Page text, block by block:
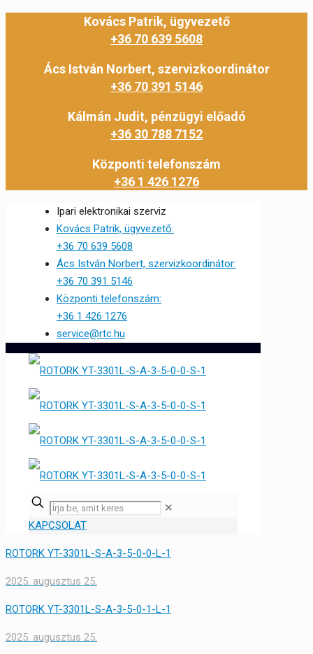
Kovács Patrik, ügyvezető
+36 70 639 5608
Ács István Norbert, szervizkoordinátor
+36 70 391 5146
Kálmán Judit, pénzügyi előadó
+36 30 788 7152
Központi telefonszám
+36 1 426 1276
Ipari elektronikai szerviz
Kovács Patrik, ügyvezető:
+36 70 639 5608
Ács István Norbert, szervizkoordinátor:
+36 70 391 5146
Központi telefonszám:
+36 1 426 1276
service@rtc.hu
✕
KAPCSOLAT
ROTORK YT-3301L-S-A-3-5-0-0-L-1
2025. augusztus 25.
ROTORK YT-3301L-S-A-3-5-0-1-L-1
2025. augusztus 25.